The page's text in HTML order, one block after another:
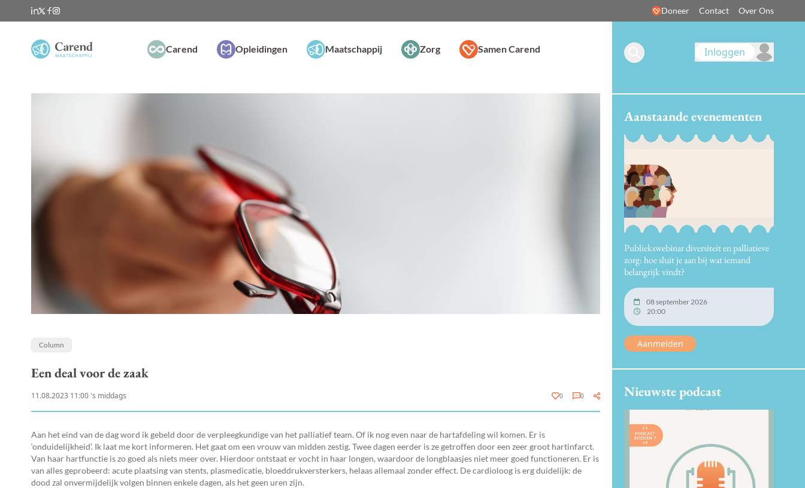
Doneer Contact Over Ons
Carend Opleidingen Maatschappij Zorg Samen Carend
Column
Een deal voor de zaak
11.08.2023 11:00 's middags 0 0
Aan het eind van de dag word ik gebeld door de verpleegkundige van het palliatief team. Of ik nog even naar de hartafdeling wil komen. Er is
‘onduidelijkheid’. Ik laat me kort informeren. Het gaat om een vrouw van midden zestig. Twee dagen eerder is ze getroffen door een zeer groot hartinfarct.
Van haar hartfunctie is zo goed als niets meer over. Hierdoor ontstaat er vocht in haar longen, waardoor de longblaasjes niet meer goed functioneren. Er is
van alles geprobeerd: acute plaatsing van stents, plasmedicatie, bloeddrukversterkers, helaas allemaal zonder effect. De cardioloog is erg duidelijk: de
dood zal onvermijdelijk volgen binnen enkele dagen, als het geen uren zijn.
Inloggen
Aanstaande evenementen
Publiekswebinar diversiteit en palliatieve
zorg: hoe sluit je aan bij wat iemand
belangrijk vindt?
08 september 2026
20:00
Aanmelden
Nieuwste podcast